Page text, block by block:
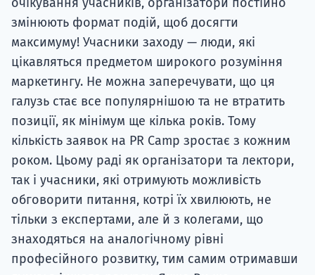
змінюють формат подій, щоб досягти
максимуму! Учасники заходу — люди, які
цікавляться предметом широкого розуміння
маркетингу. Не можна заперечувати, що ця
галузь стає все популярнішою та не втратить
позиції, як мінімум ще кілька років. Тому
кількість заявок на PR Camp зростає з кожним
роком. Цьому раді як організатори та лектори,
так і учасники, які отримують можливість
обговорити питання, котрі їх хвилюють, не
тільки з експертами, але й з колегами, що
знаходяться на аналогічному рівні
професійного розвитку, тим самим отримавши
думку з іншого ракурсу. Якщо Ви ще